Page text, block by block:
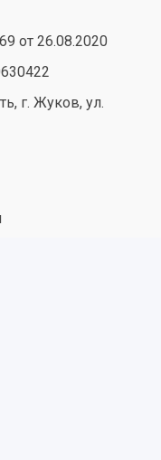
от 26.08.2020
г. Жуков, ул.